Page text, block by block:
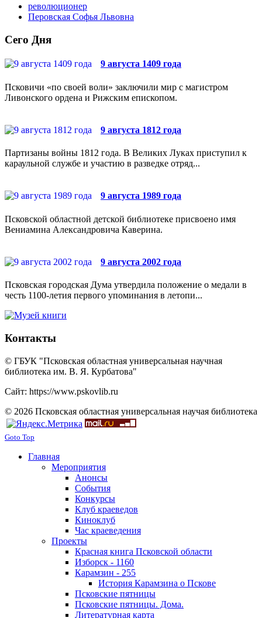
революционер
Перовская Софья Львовна
Сего Дня
9 августа 1409 года
Псковичи «по своей воли» заключили мир с магистром
Ливонского ордена и Рижским епископом.
9 августа 1812 года
Партизаны войны 1812 года. В Великих Луках приступил к
караульной службе и участию в разведке отряд...
9 августа 1989 года
Псковской областной детской библиотеке присвоено имя
Вениамина Александровича Каверина.
9 августа 2002 года
Псковская городская Дума утвердила положение о медали в
честь 1100-летия первого упоминания в летопи...
Контакты
© ГБУК "Псковская областная универсальная научная
библиотека им. В. Я. Курбатова"
Сайт: https://www.pskovlib.ru
© 2026 Псковская областная универсальная научая библиотека
Goto Top
Главная
Мероприятия
Анонсы
События
Конкурсы
Клуб краеведов
Киноклуб
Час краеведения
Проекты
Красная книга Псковской области
Изборск - 1160
Карамзин - 255
История Карамзина о Пскове
Псковские пятницы
Псковские пятницы. Дома.
Литературная карта